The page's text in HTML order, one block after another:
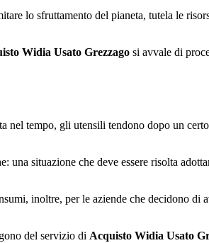
lo sfruttamento del pianeta, tutela le
Widia Usato Grezzago si avvale di
nel tempo, gli utensili tendono dopo un
situazione che deve essere risolta
inoltre, per le aziende che decidono di
del servizio di Acquisto Widia Usato